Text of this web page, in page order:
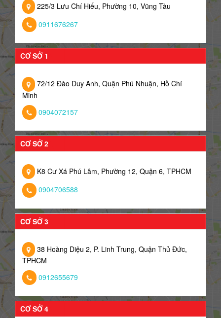
225/3 Lưu Chí Hiếu, Phường 10, Vũng Tàu
0911676267
CƠ SỞ 1
72/12 Đào Duy Anh, Quận Phú Nhuận, Hồ Chí
Minh
0904072157
CƠ SỞ 2
K8 Cư Xá Phú Lâm, Phường 12, Quận 6, TPHCM
0904706588
CƠ SỞ 3
38 Hoàng Diệu 2, P. Linh Trung, Quận Thủ Đức,
TPHCM
0912655679
CƠ SỞ 4